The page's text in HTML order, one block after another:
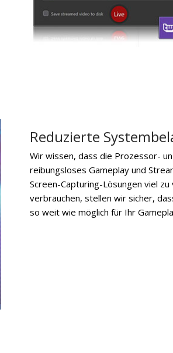
Reduzierte
Wir wissen, dass die Prozessor-
reibungsloses Gameplay und
Screen-Capturing-Lösungen viel
verbrauchen, stellen wir sicher,
so weit wie möglich für Ihr